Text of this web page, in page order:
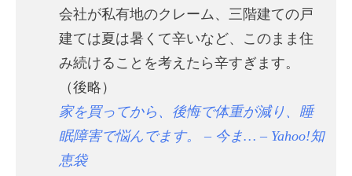
会社が私有地のクレーム、三階建ての戸
建ては夏は暑くて辛いなど、このまま住
み続けることを考えたら辛すぎます。
（後略）
家を買ってから、後悔で体重が減り、睡
眠障害で悩んでます。 – 今ま… – Yahoo!知
恵袋